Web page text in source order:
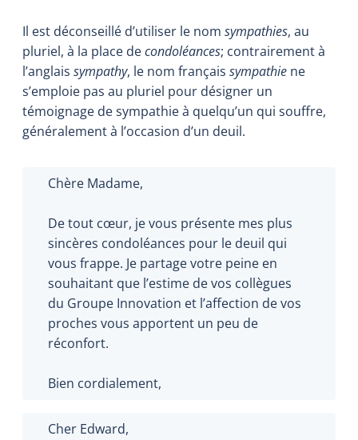
Il est déconseillé d’utiliser le nom sympathies, au
pluriel, à la place decondoléances; contrairement à
l’anglais sympathy, le nom français sympathie ne
s’emploie pas au pluriel pour désigner un
témoignage de sympathie à quelqu’un qui souffre,
généralement à l’occasion d’un deuil.
Chère Madame,
De tout cœur, je vous présente mes plus
sincères condoléances pour le deuil qui
vous frappe. Je partage votre peine en
souhaitant que l’estime de vos collègues
du Groupe Innovation et l’affection de vos
proches vous apportent un peu de
réconfort.
Bien cordialement,
Cher Edward,